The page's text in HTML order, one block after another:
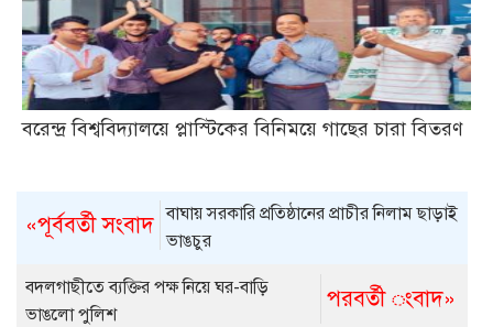
বরেন্দ্র বিশ্ববিদ্যালয়ে প্লাস্টিকের বিনিময়ে গাছের চারা বিতরণ
«পূর্ববর্তী সংবাদ বাঘায় সরকারি প্রতিষ্ঠানের প্রাচীর নিলাম ছাড়াই
ভাঙচুর
পরবর্তী ংবাদ»
বদলগাছীতে ব্যক্তির পক্ষ নিয়ে ঘর-বাড়ি
ভাঙলো পুলিশ